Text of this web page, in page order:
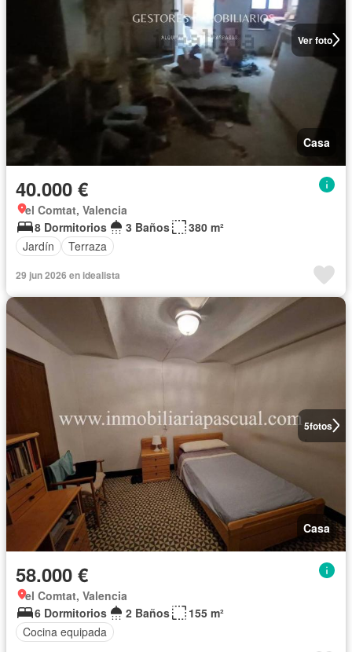
Ver foto
Casa
40.000 €
el Comtat, Valencia
8 Dormitorios
3 Baños
380 m²
Jardín
Terraza
29 jun 2026 en idealista
5fotos
Casa
58.000 €
el Comtat, Valencia
6 Dormitorios
2 Baños
155 m²
Cocina equipada